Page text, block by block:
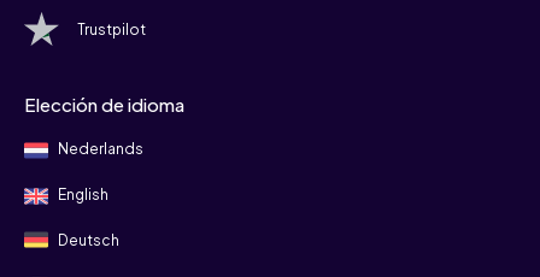
Trustpilot
Elección de idioma
Nederlands
English
Deutsch